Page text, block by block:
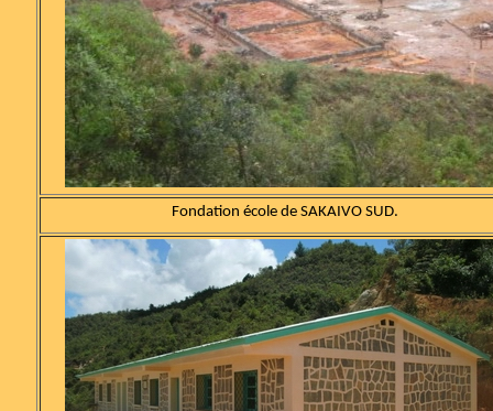
Fondation école de SAKAIVO SUD.